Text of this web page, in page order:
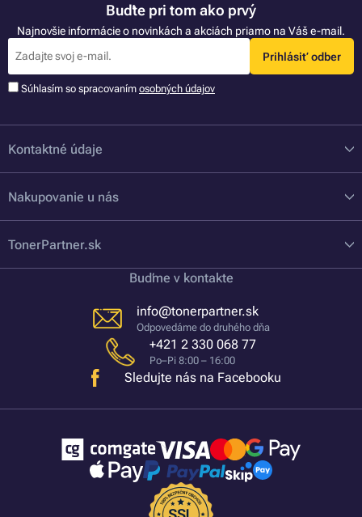
Buďte pri tom ako prvý
Najnovšie informácie o novinkách a akciách priamo na Váš e-mail.
Prihlásiť odber
Súhlasím so spracovaním osobných údajov
Kontaktné údaje
Nakupovanie u nás
TonerPartner.sk
Buďme v kontakte
info@tonerpartner.sk
Odpovedáme do druhého dňa
+421 2 330 068 77
Po–Pi 8:00 – 16:00
Sledujte nás na Facebooku